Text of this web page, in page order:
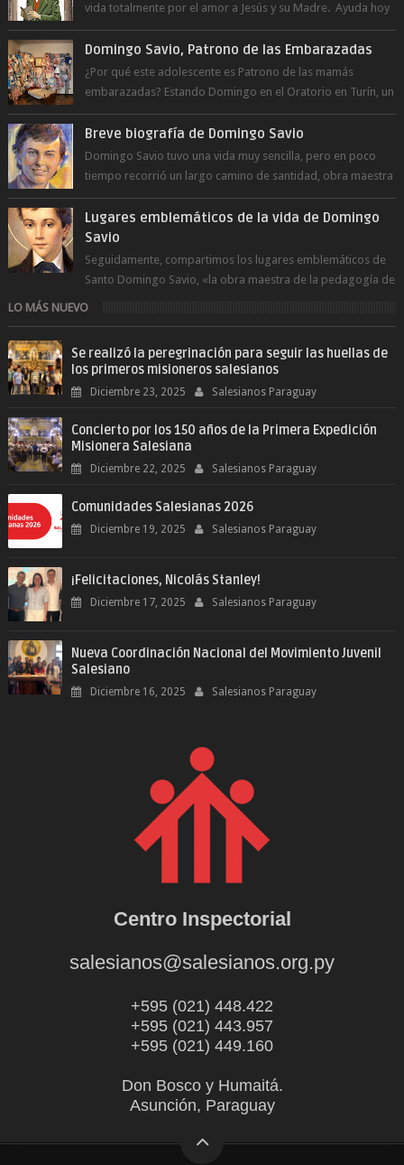
vida totalmente por el amor a Jesús y su Madre. Ayuda hoy
a la juventud para ...
Domingo Savio, Patrono de las Embarazadas
¿Por qué este adolescente es Patrono de las mamás
embarazadas? Estando Domingo en el Oratorio en Turín, un
día le pide a Don Bosco...
Breve biografía de Domingo Savio
Domingo Savio tuvo una vida muy sencilla, pero en poco
tiempo recorrió un largo camino de santidad, obra maestra
del Espíritu Santo y fr...
Lugares emblemáticos de la vida de Domingo
Savio
Seguidamente, compartimos los lugares emblemáticos de
Santo Domingo Savio, «la obra maestra de la pedagogía de
Don Bosco». San Giovann...
LO MÁS NUEVO
Se realizó la peregrinación para seguir las huellas de
los primeros misioneros salesianos
Diciembre 23, 2025 Salesianos Paraguay
Concierto por los 150 años de la Primera Expedición
Misionera Salesiana
Diciembre 22, 2025 Salesianos Paraguay
Comunidades Salesianas 2026
Diciembre 19, 2025 Salesianos Paraguay
¡Felicitaciones, Nicolás Stanley!
Diciembre 17, 2025 Salesianos Paraguay
Nueva Coordinación Nacional del Movimiento Juvenil
Salesiano
Diciembre 16, 2025 Salesianos Paraguay
Centro Inspectorial
salesianos@salesianos.org.py
+595 (021) 448.422
+595 (021) 443.957
+595 (021) 449.160
Don Bosco y Humaitá.
Asunción, Paraguay